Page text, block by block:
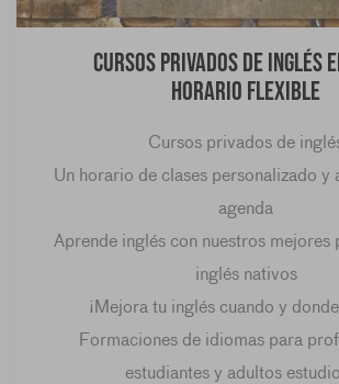
Cursos privados de inglés
Horario flexible
Cursos privados de
Un horario de clases personalizado y
agenda
Aprende inglés con nuestros mejores
inglés nativos
¡Mejora tu inglés cuando y
Formaciones de idiomas para
estudiantes y adultos